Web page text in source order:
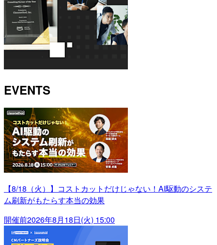
EVENTS
【8/18（火）】コストカットだけじゃない！AI駆動のシステ
ム刷新がもたらす本当の効果
開催前2026年8月18日(火) 15:00